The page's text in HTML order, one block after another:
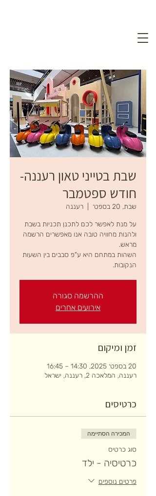
שבת בטייני טאון רעננה-
חודש ספטמבר
שבת, 20 בספט׳ רעננה
על מנת לאפשר לכם לתכנן תכניות בשבת
ולהנות מחוויה טובה אנו מאפשרים הרשמה
השהות במתחם היא ע"פ סבבים בין השעות
הנקובות.
ההרשמה סגורה
אירועים אחרים
זמן ומיקום
20 בספט׳ 2025, 14:30 – 16:45
רעננה, המלאכה 2, רעננה, ישראל
כרטיסים
המכירה הסתיימה
סוג כרטיס
כרטיסיה - ילד
פרטים נוספים